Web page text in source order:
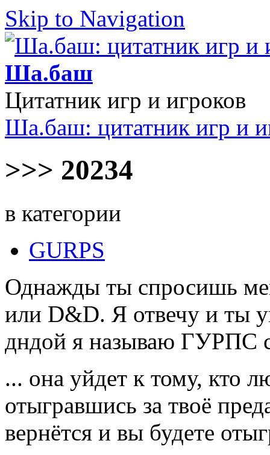
Skip to Navigation
Ша.баш
Цитатник игр и игроков
Ша.баш: цитатник игр и
>>> 20234
в категории
GURPS
Однажды ты спросишь
или D&D. Я отвечу и ты
дндой я называю ГУРПС
... она уйдет к тому, кто
отыгравшись за твоё
вернётся и вы будете